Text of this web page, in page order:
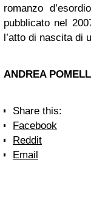
romanzo
pubblicato nel
l’atto di nascita di
ANDREA
Share this:
Facebook
Reddit
Email